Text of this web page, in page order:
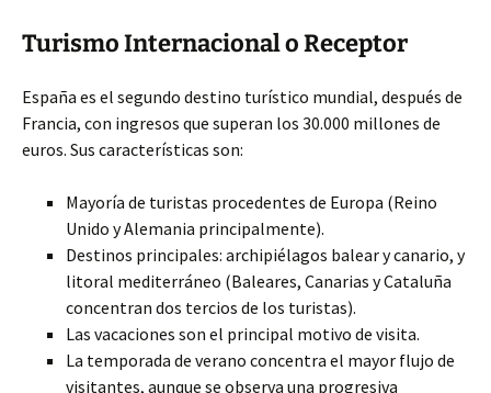
Turismo Internacional o Receptor
España es el segundo destino turístico mundial, después de
Francia, con ingresos que superan los 30.000 millones de
euros. Sus características son:
Mayoría de turistas procedentes de Europa (Reino
Unido y Alemania principalmente).
Destinos principales: archipiélagos balear y canario, y
litoral mediterráneo (Baleares, Canarias y Cataluña
concentran dos tercios de los turistas).
Las vacaciones son el principal motivo de visita.
La temporada de verano concentra el mayor flujo de
visitantes, aunque se observa una progresiva